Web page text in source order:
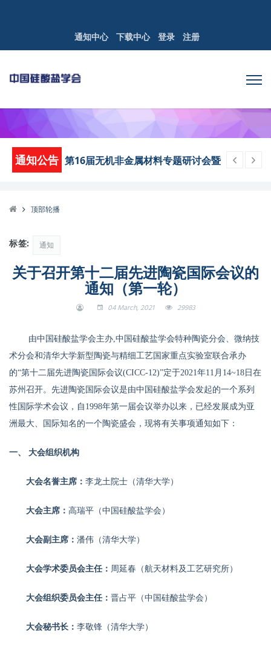
通知中心 下载中心 登录 注册
通知公告 优秀学者论坛第三轮通知
顶部轮播
标签: 通知
关于召开第十二届先进陶瓷国际会议的
通知（第一轮）
04 March, 2021 29983
由中国硅酸盐学会主办,中国硅酸盐学会特种陶瓷分会、微纳技
术分会和清华大学新型陶瓷与精细工艺国家重点实验室联合承办
的“第十二届先进陶瓷国际会议(CICC-12)”定于2021年11月14~18日在
苏州召开。先进陶瓷国际会议是由中国硅酸盐学会发起的一个系列
性国际学术会议，自1998年第一届会议举办以来，已经发展成为亚
洲最大、国际知名的一个陶瓷盛会，现将有关事项通知如下：
一、 大会组织机构
大会名誉主席： 李龙土院士（清华大学）
大会主席： 高瑞平（中国硅酸盐学会）
大会副主席： 潘伟（清华大学）
大会学术委员会主任： 周延春（航天材料及工艺研究所）
大会组织委员会主任： 晋占平（中国硅酸盐学会）
大会秘书长： 李敬锋（清华大学）